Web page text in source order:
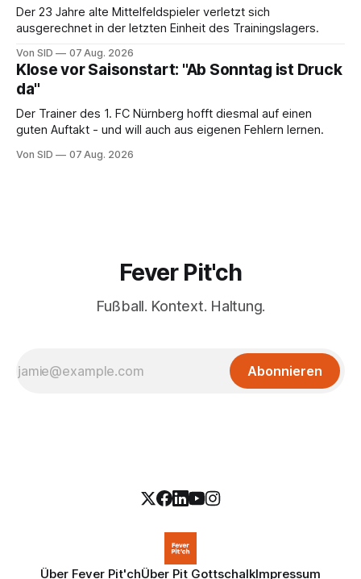
Der 23 Jahre alte Mittelfeldspieler verletzt sich
ausgerechnet in der letzten Einheit des Trainingslagers.
Von SID 07 Aug. 2026
Klose vor Saisonstart: "Ab Sonntag ist Druck
da"
Der Trainer des 1. FC Nürnberg hofft diesmal auf einen
guten Auftakt - und will auch aus eigenen Fehlern lernen.
Von SID 07 Aug. 2026
Fever Pit'ch
Fußball. Kontext. Haltung.
Abonnieren
Über Fever Pit'chÜber Pit GottschalkImpressum